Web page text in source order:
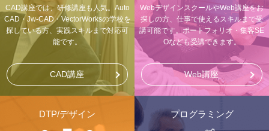
CAD講座では、研修講座も人気。Auto
CAD・Jw-CAD・VectorWorksの学校を
探している方、実践スキルまで対応可
能です。
CAD講座
WebデザインスクールやWeb講座をお
探しの方、仕事で使えるスキルまで受
講可能です。ポートフォリオ・集客SE
Oなども受講できます。
Web講座
DTP/デザイン プログラミング